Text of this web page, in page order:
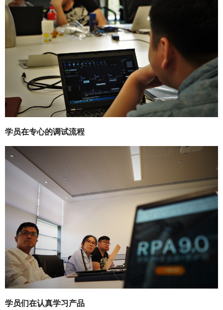
学员在专心的调试流程
学员们在认真学习产品